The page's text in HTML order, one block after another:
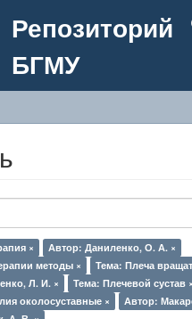
Репозиторий
БГМУ
×
Автор: Даниленко, О. А. ×
методы ×
Тема: Плеча
Л. И. ×
Тема: Плечевой сустав ×
околосуставные ×
Автор: